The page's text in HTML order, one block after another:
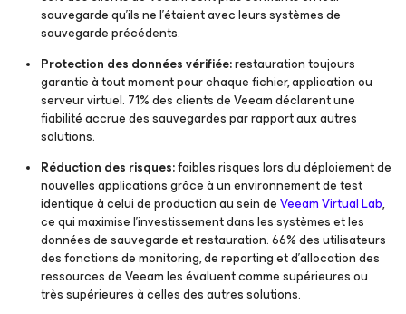
sauvegarde qu’ils ne l’étaient avec leurs systèmes de
sauvegarde précédents.
Protection des données vérifiée:restauration toujours
garantie à tout moment pour chaque fichier, application ou
serveur virtuel. 71% des clients de Veeam déclarent une
fiabilité accrue des sauvegardes par rapport aux autres
solutions.
Réduction des risques:faibles risques lors du déploiement de
nouvelles applications grâce à un environnement de test
identique à celui de production au sein deVeeam Virtual Lab,
ce qui maximise l’investissement dans les systèmes et les
données de sauvegarde et restauration. 66% des utilisateurs
des fonctions de monitoring, de reporting et d’allocation des
ressources de Veeam les évaluent comme supérieures ou
très supérieures à celles des autres solutions.